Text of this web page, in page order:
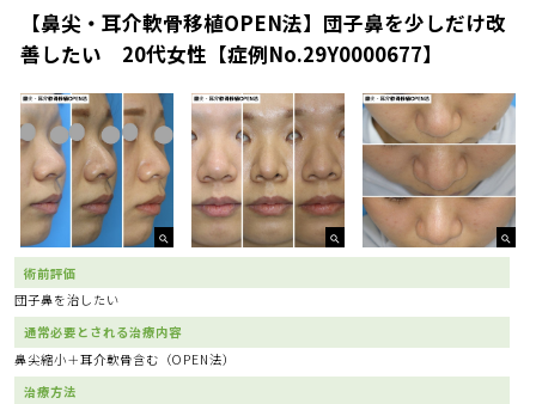
【鼻尖・耳介軟骨移植OPEN法】団子鼻を少しだけ改
善したい 20代女性【症例No.29Y0000677】
術前評価
団子鼻を治したい
通常必要とされる治療内容
鼻尖縮小＋耳介軟骨含む（OPEN法）
治療方法